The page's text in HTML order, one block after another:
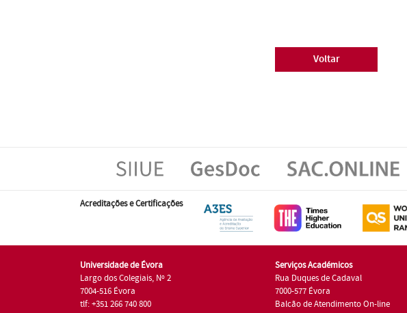
Voltar
Acreditações e Certificações
Universidade de Évora
Largo dos Colegiais, Nº 2
7004-516 Évora
tlf: +351 266 740 800
Serviços Académicos
Rua Duques de Cadaval
7000-577 Évora
Balcão de Atendimento On-line